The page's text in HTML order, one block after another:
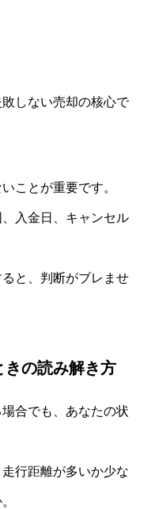
しない売却の核心で
ことが重要です。
入金日、キャンセル
と、判断がブレませ
の読み解き方
合でも、あなたの状
行距離が多いか少な